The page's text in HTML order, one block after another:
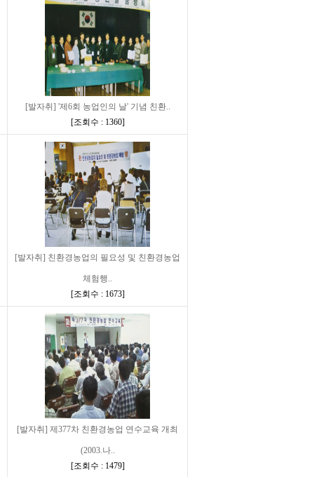
[발자취] '제6회 농업인의 날' 기념 친환..
[조회수 : 1360]
[발자취] 친환경농업의 필요성 및 친환경농업
체험행..
[조회수 : 1673]
[발자취] 제377차 친환경농업 연수교육 개최
(2003.나..
[조회수 : 1479]